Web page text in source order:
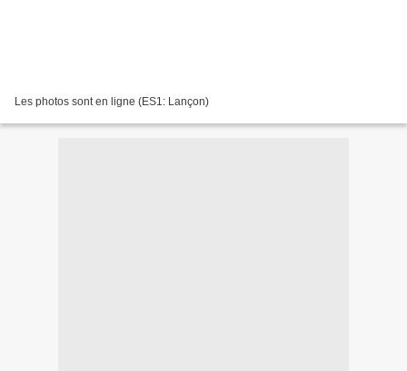
Les photos sont en ligne (ES1: Lançon)